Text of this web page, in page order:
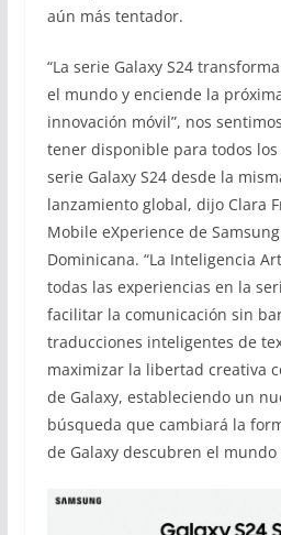
aún más tentador.
“La serie Galaxy S24
el mundo y enciende la
innovación móvil”, nos
tener disponible para todos
serie Galaxy S24 desde la
lanzamiento global, dijo Clara
Mobile eXperience de
Dominicana. “La Inteligencia
todas las experiencias en la
facilitar la comunicación sin
traducciones inteligentes de
maximizar la libertad creativa
de Galaxy, estableciendo un
búsqueda que cambiará la
de Galaxy descubren el mundo